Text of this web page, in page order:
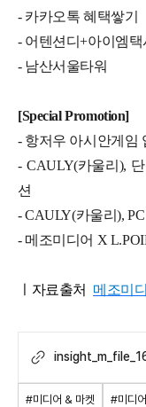
- 카카오톡 혜택쌓기
- 어텐션디+아이엠
- 남산서울타워
[Special Promotion]
- 항저우 아시안게임
- CAULY(카울리),
션
- CAULY(카울리),
- 메조미디어 X
ㅣ자료출처 메조미
#미디어 & 마켓 #미디